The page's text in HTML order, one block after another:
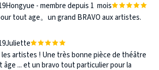
Hongyue - membre depuis 1 mois
tout age。un grand BRAVO aux artistes.
Juliette
les artistes ! Une très bonne pièce de théâtre
... et un bravo tout particulier pour la